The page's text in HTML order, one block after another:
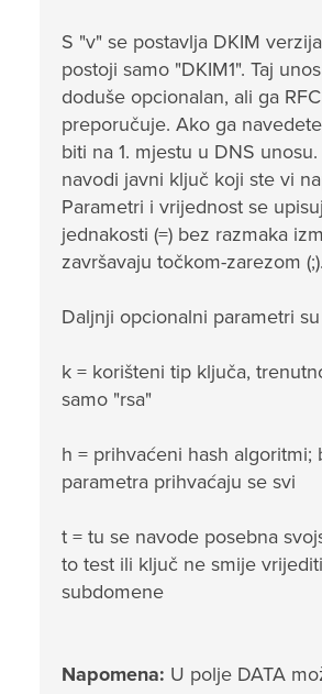
S "v" se postavlja DKIM
postoji samo "DKIM1". Taj
doduše opcionalan, ali ga RFC
preporučuje. Ako ga
biti na 1. mjestu u DNS
navodi javni ključ koji ste vi
Parametri i vrijednost se
jednakosti (=) bez razmaka
završavaju točkom-zarezom (;).
Daljnji opcionalni parametri su
k = korišteni tip ključa,
samo "rsa"
h = prihvaćeni hash algoritmi;
parametra prihvaćaju se svi
t = tu se navode posebna
to test ili ključ ne smije
subdomene
Napomena: U polje DATA